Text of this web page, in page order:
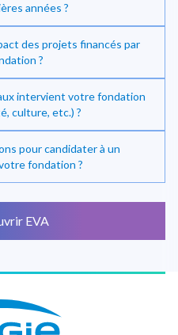
années ?
des projets financés par
?
intervient votre fondation
culture, etc.) ?
pour candidater à un
fondation ?
EVA